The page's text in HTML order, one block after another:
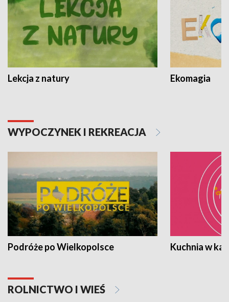
Lekcja z natury Ekomagia
WYPOCZYNEK I REKREACJA
Podróże po Wielkopolsce Kuchnia w
ROLNICTWO I WIEŚ